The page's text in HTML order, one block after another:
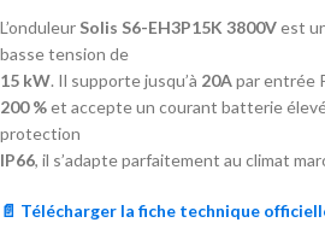
L’onduleur Solis S6-EH3P15K 3800Vest
basse tension de
15 kW. Il supporte jusqu’à 20Apar entrée
200 %et accepte un courant batterie élevé
protection
IP66, il s’adapte parfaitement au climat
📄 Télécharger la fiche technique